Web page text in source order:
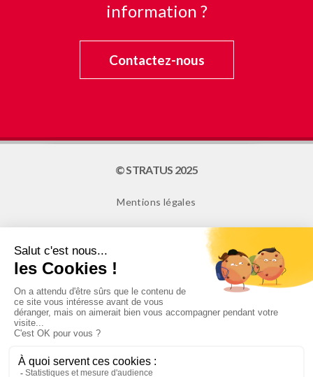
information ?
Contactez-nous
© STRATUS 2025
Mentions légales
NEWSLETTER
Je confirme avoir plus de 16 ans et souhaite recevoir
des informations de la part de STRATUS PACKAGING.